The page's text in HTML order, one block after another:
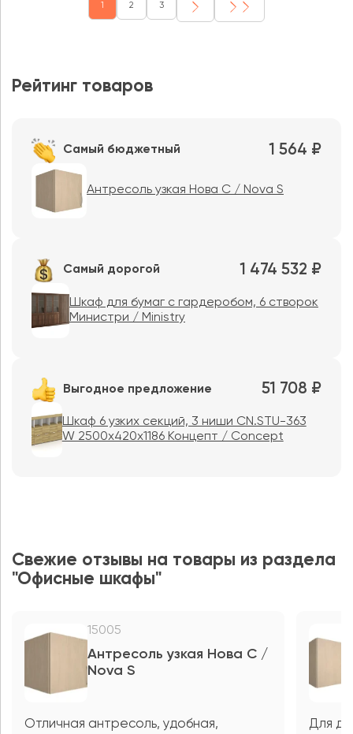
1 2 3
Рейтинг товаров
Самый бюджетный 1 564 ₽
Антресоль узкая Нова С / Nova S
Самый дорогой 1 474 532 ₽
Шкаф для бумаг с гардеробом, 6 створок
Министри / Ministry
Выгодное предложение 51 708 ₽
Шкаф 6 узких секций, 3 ниши CN.STU-363
W 2500x420x1186 Концепт / Concept
Свежие отзывы на товары из раздела
"Офисные шкафы"
15005
Антресоль узкая Нова С /
Nova S
Отличная антресоль, удобная,
Для